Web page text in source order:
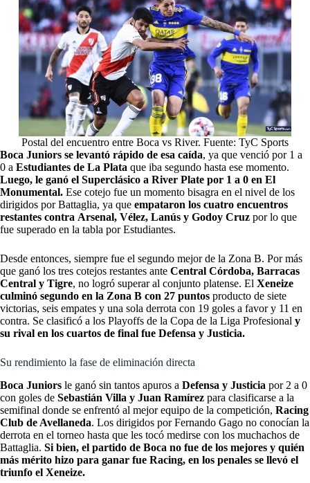
Postal del encuentro entre Boca vs River. Fuente: TyC Sports
Boca Juniors se levantó rápido de esa caída, ya que venció por 1 a
0 a Estudiantes de La Plata que iba segundo hasta ese momento.
Luego, le ganó el Superclásico a River Plate por 1 a 0 en El
Monumental. Ese cotejo fue un momento bisagra en el nivel de los
dirigidos por Battaglia, ya que empataron los cuatro encuentros
restantes contra Arsenal, Vélez, Lanús y Godoy Cruz por lo que
fue superado en la tabla por Estudiantes.
Desde entonces, siempre fue el segundo mejor de la Zona B. Por más
que ganó los tres cotejos restantes ante Central Córdoba, Barracas
Central y Tigre, no logró superar al conjunto platense. El Xeneize
culminó segundo en la Zona B con 27 puntos producto de siete
victorias, seis empates y una sola derrota con 19 goles a favor y 11 en
contra. Se clasificó a los Playoffs de la Copa de la Liga Profesional y
su rival en los cuartos de final fue Defensa y Justicia.
Su rendimiento la fase de eliminación directa
Boca Juniors le ganó sin tantos apuros a Defensa y Justicia por 2 a 0
con goles de Sebastián Villa y Juan Ramírez para clasificarse a la
semifinal donde se enfrentó al mejor equipo de la competición, Racing
Club de Avellaneda. Los dirigidos por Fernando Gago no conocían la
derrota en el torneo hasta que les tocó medirse con los muchachos de
Battaglia. Si bien, el partido de Boca no fue de los mejores y quién
más mérito hizo para ganar fue Racing, en los penales se llevó el
triunfo el Xeneize.